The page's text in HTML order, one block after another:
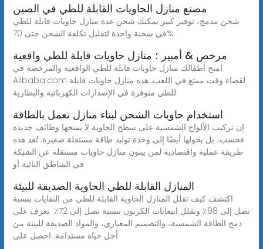
مصنع منازل الحاويات القابلة للطي في الصين
شحن مدمج، توفير كبير يمكنك شحن عدة منازل حاويات قابلة للطي
في شحنة واحدة لتقليل تكلفة الشحن حتى 70%.
مرخص & أمبير ؛ منازل حاويات قابلة للطي واقعية
امنح أطفالك منازل حاويات قابلة للطي الواقعية والمرخصة في
Alibaba.com لقضاء وقت ممتع في اللعب. هذه منازل حاويات قابلة
للطي متوفرة في الإصدارات الكهربائية والبطارية.
استخدام حاويات الشحن لبناء منازل تعمل بالطاقة
إن تركيب الألواح الشمسية على سطح الحاوية لا يمنحها وظائف جديدة
فحسب، بل يحولها أيضًا إلى وحدة توليد طاقة مستقلة صغيرة. تُعد هذه
طريقة عملية واقتصادية لمن يبنون منازل حاويات مستقلة عن الشبكة
في المناطق النائية أو
المنازل القابلة للطي الحاوية الصديقة للبيئة
اكتشف كيف تقلل المنازل الحاوية القابلة للطي من النفايات بنسبة
تصل إلى 98٪ وتقلل انبعاثات الكربون بنسبة تصل إلى 72٪. تعرف على
دمج الطاقة الشمسية، والتصميم المعياري، والمواد الصديقة للبيئة من
أجل حياة مستدامة. احصل على